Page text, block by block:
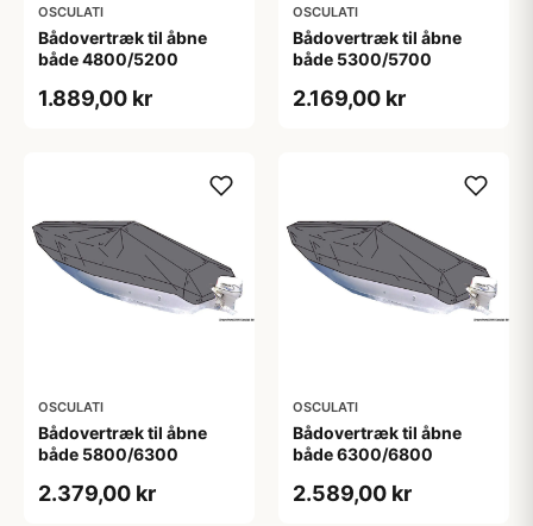
OSCULATI
Bådovertræk til åbne
både 4800/5200
1.889,00 kr
OSCULATI
Bådovertræk til åbne
både 5300/5700
2.169,00 kr
OSCULATI
Bådovertræk til åbne
både 5800/6300
2.379,00 kr
OSCULATI
Bådovertræk til åbne
både 6300/6800
2.589,00 kr